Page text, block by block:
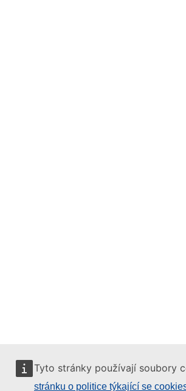
Tyto stránky používají soubory
stránku o politice týkající se